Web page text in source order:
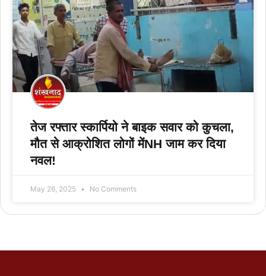
तेज रफ्तार स्कार्पियो ने बाइक सवार को कुचला,
मौत से आक्रोशित लोगों मेंNH जाम कर दिया
नवल!
May 26, 2025 No Comments